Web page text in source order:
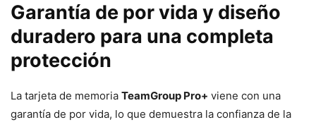
Garantía de por vida y diseño
duradero para una completa
protección
La tarjeta de memoria TeamGroup Pro+ viene con una
garantía de por vida, lo que demuestra la confianza de la